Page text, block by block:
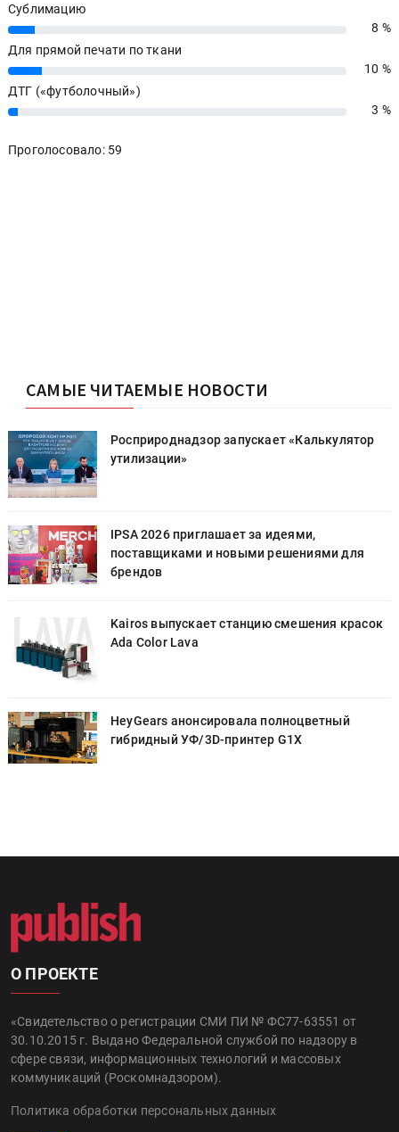
Сублимацию
8%
8 %
Для прямой печати по ткани
10%
10 %
ДТГ («футболочный»)
3% 3 %
Проголосовало: 59
САМЫЕ ЧИТАЕМЫЕ НОВОСТИ
Росприроднадзор запускает «Калькулятор
утилизации»
IPSA 2026 приглашает за идеями,
поставщиками и новыми решениями для
брендов
Kairos выпускает станцию смешения красок
Ada Color Lava
HeyGears анонсировала полноцветный
гибридный УФ/3D-принтер G1X
О ПРОЕКТЕ
«Свидетельство о регистрации СМИ ПИ № ФС77-63551 от
30.10.2015 г. Выдано Федеральной службой по надзору в
сфере связи, информационных технологий и массовых
коммуникаций (Роскомнадзором).
Политика обработки персональных данных